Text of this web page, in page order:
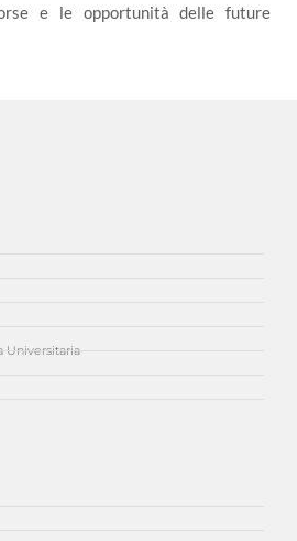
e le opportunità delle future
Universitaria